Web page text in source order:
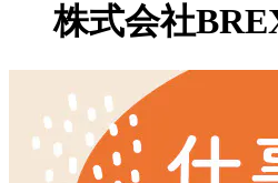
株式会社